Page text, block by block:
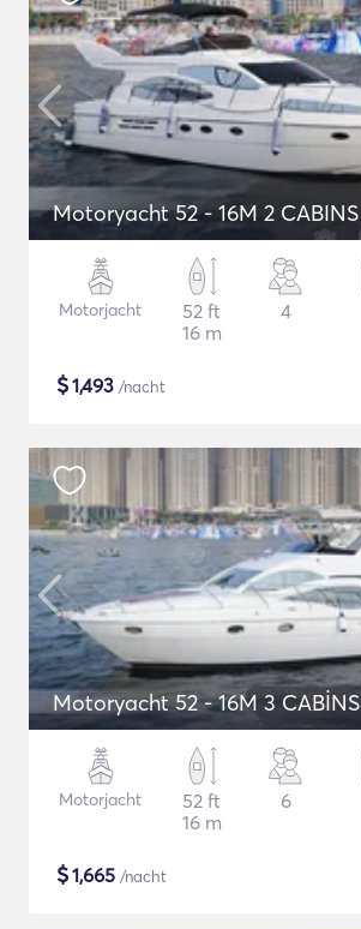
Motoryacht 52 - 16M 2 CABINS
Motorjacht
52 ft
16 m
4
$1,493 /nacht
Motoryacht 52 - 16M 3 CABİNS
Motorjacht
52 ft
16 m
6
$1,665 /nacht